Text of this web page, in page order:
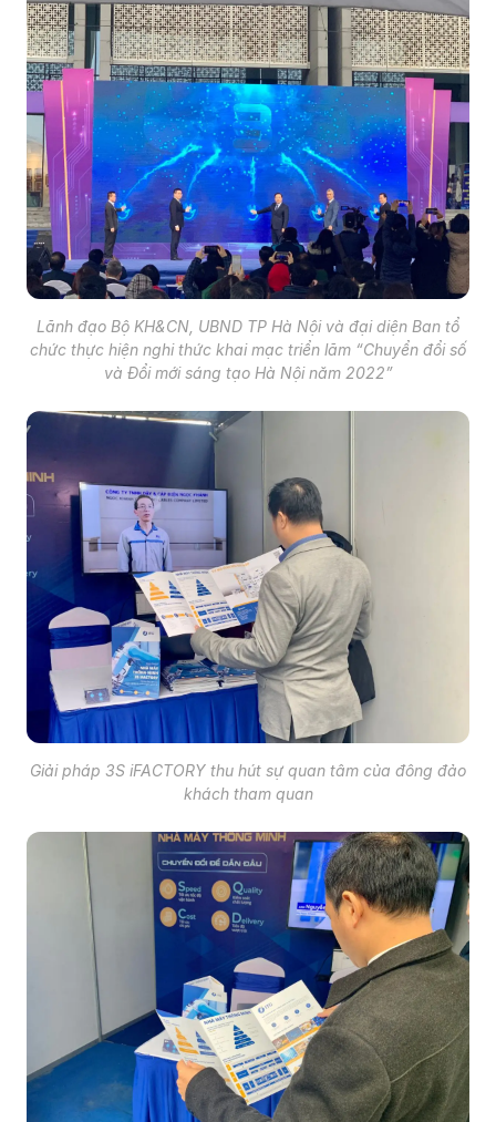
Lãnh đạo Bộ KH&CN, UBND TP Hà Nội và đại diện Ban tổ
chức thực hiện nghi thức khai mạc triển lãm “Chuyển đổi số
và Đổi mới sáng tạo Hà Nội năm 2022”
Giải pháp 3S iFACTORY thu hút sự quan tâm của đông đảo
khách tham quan